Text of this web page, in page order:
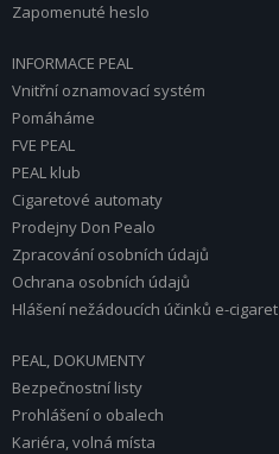
Zapomenuté heslo
INFORMACE PEAL
Vnitřní oznamovací systém
Pomáháme
FVE PEAL
PEAL klub
Cigaretové automaty
Prodejny Don Pealo
Zpracování osobních údajů
Ochrana osobních údajů
Hlášení nežádoucích účinků e-cigaret
PEAL, DOKUMENTY
Bezpečnostní listy
Prohlášení o obalech
Kariéra, volná místa